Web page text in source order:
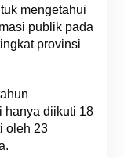
mengetahui
publik pada
provinsi
hanya diikuti 18
oleh 23